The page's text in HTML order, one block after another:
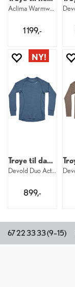
Aclima Warmwool Polo M 498
1 199,-
Trøye til dame
Devold Duo Active Merino Shirt W 445
899,-
67 22 33 33 (9–15)